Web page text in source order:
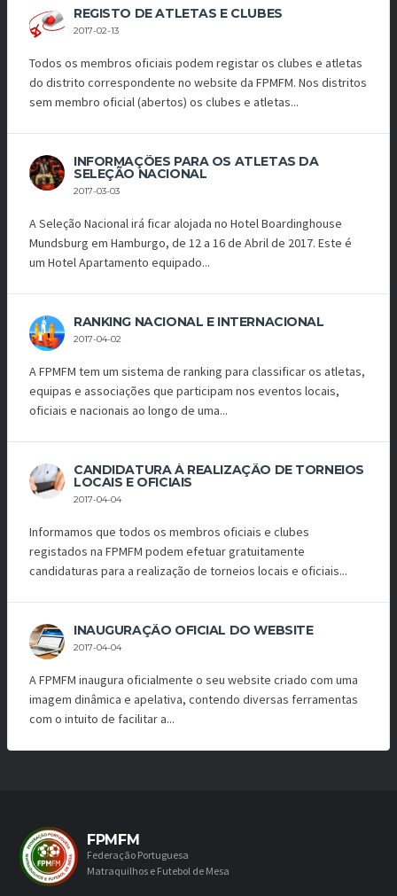
REGISTO DE ATLETAS E CLUBES
2017-02-13
Todos os membros oficiais podem registar os clubes e atletas
do distrito correspondente no website da FPMFM. Nos distritos
sem membro oficial (abertos) os clubes e atletas...
INFORMAÇÕES PARA OS ATLETAS DA
SELEÇÃO NACIONAL
2017-03-03
A Seleção Nacional irá ficar alojada no Hotel Boardinghouse
Mundsburg em Hamburgo, de 12 a 16 de Abril de 2017. Este é
um Hotel Apartamento equipado...
RANKING NACIONAL E INTERNACIONAL
2017-04-02
A FPMFM tem um sistema de ranking para classificar os atletas,
equipas e associações que participam nos eventos locais,
oficiais e nacionais ao longo de uma...
CANDIDATURA À REALIZAÇÃO DE TORNEIOS
LOCAIS E OFICIAIS
2017-04-04
Informamos que todos os membros oficiais e clubes
registados na FPMFM podem efetuar gratuitamente
candidaturas para a realização de torneios locais e oficiais...
INAUGURAÇÃO OFICIAL DO WEBSITE
2017-04-04
A FPMFM inaugura oficialmente o seu website criado com uma
imagem dinâmica e apelativa, contendo diversas ferramentas
com o intuito de facilitar a...
FPMFM
Federação Portuguesa
Matraquilhos e Futebol de Mesa